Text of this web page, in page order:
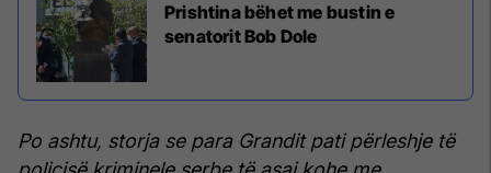
Prishtina bëhet me bustin e
senatorit Bob Dole
Po ashtu, storja se para Grandit pati përleshje të